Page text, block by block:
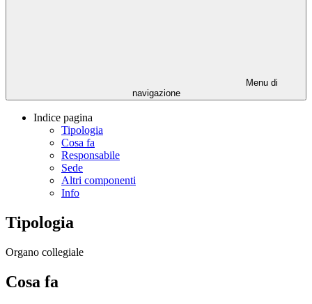
Menu di
navigazione
Indice pagina
Tipologia
Cosa fa
Responsabile
Sede
Altri componenti
Info
Tipologia
Organo collegiale
Cosa fa